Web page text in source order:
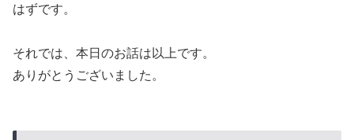
はずです。
​それでは、本日のお話は以上です。
​ありがとうございました。